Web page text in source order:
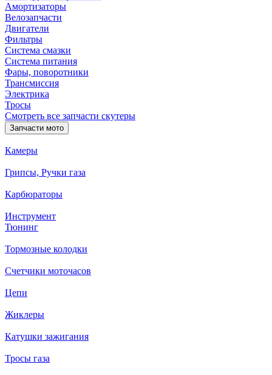
Амортизаторы
Велозапчасти
Двигатели
Фильтры
Система смазки
Система питания
Фары, поворотники
Трансмиссия
Электрика
Тросы
Смотреть все запчасти скутеры
Запчасти мото
Камеры
Грипсы, Ручки газа
Карбюраторы
Инструмент
Тюнинг
Тормозные колодки
Счетчики моточасов
Цепи
Жиклеры
Катушки зажигания
Тросы газа